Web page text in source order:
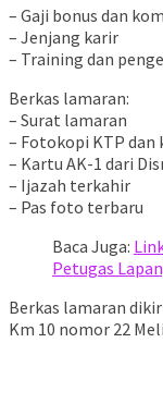
– Gaji bonus dan
– Jenjang karir
– Training dan
Berkas lamaran:
– Surat lamaran
– Fotokopi KTP dan
– Kartu AK-1 dari
– Ijazah terkahir
– Pas foto terbaru
Baca Juga:
Petugas
Berkas lamaran
Km 10 nomor 22